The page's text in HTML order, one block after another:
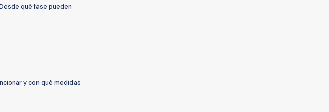
qué fase pueden
y con qué medidas